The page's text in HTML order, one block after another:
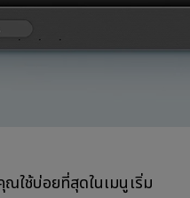
ใช้บ่อยที่สุดในเมนูเริ่ม